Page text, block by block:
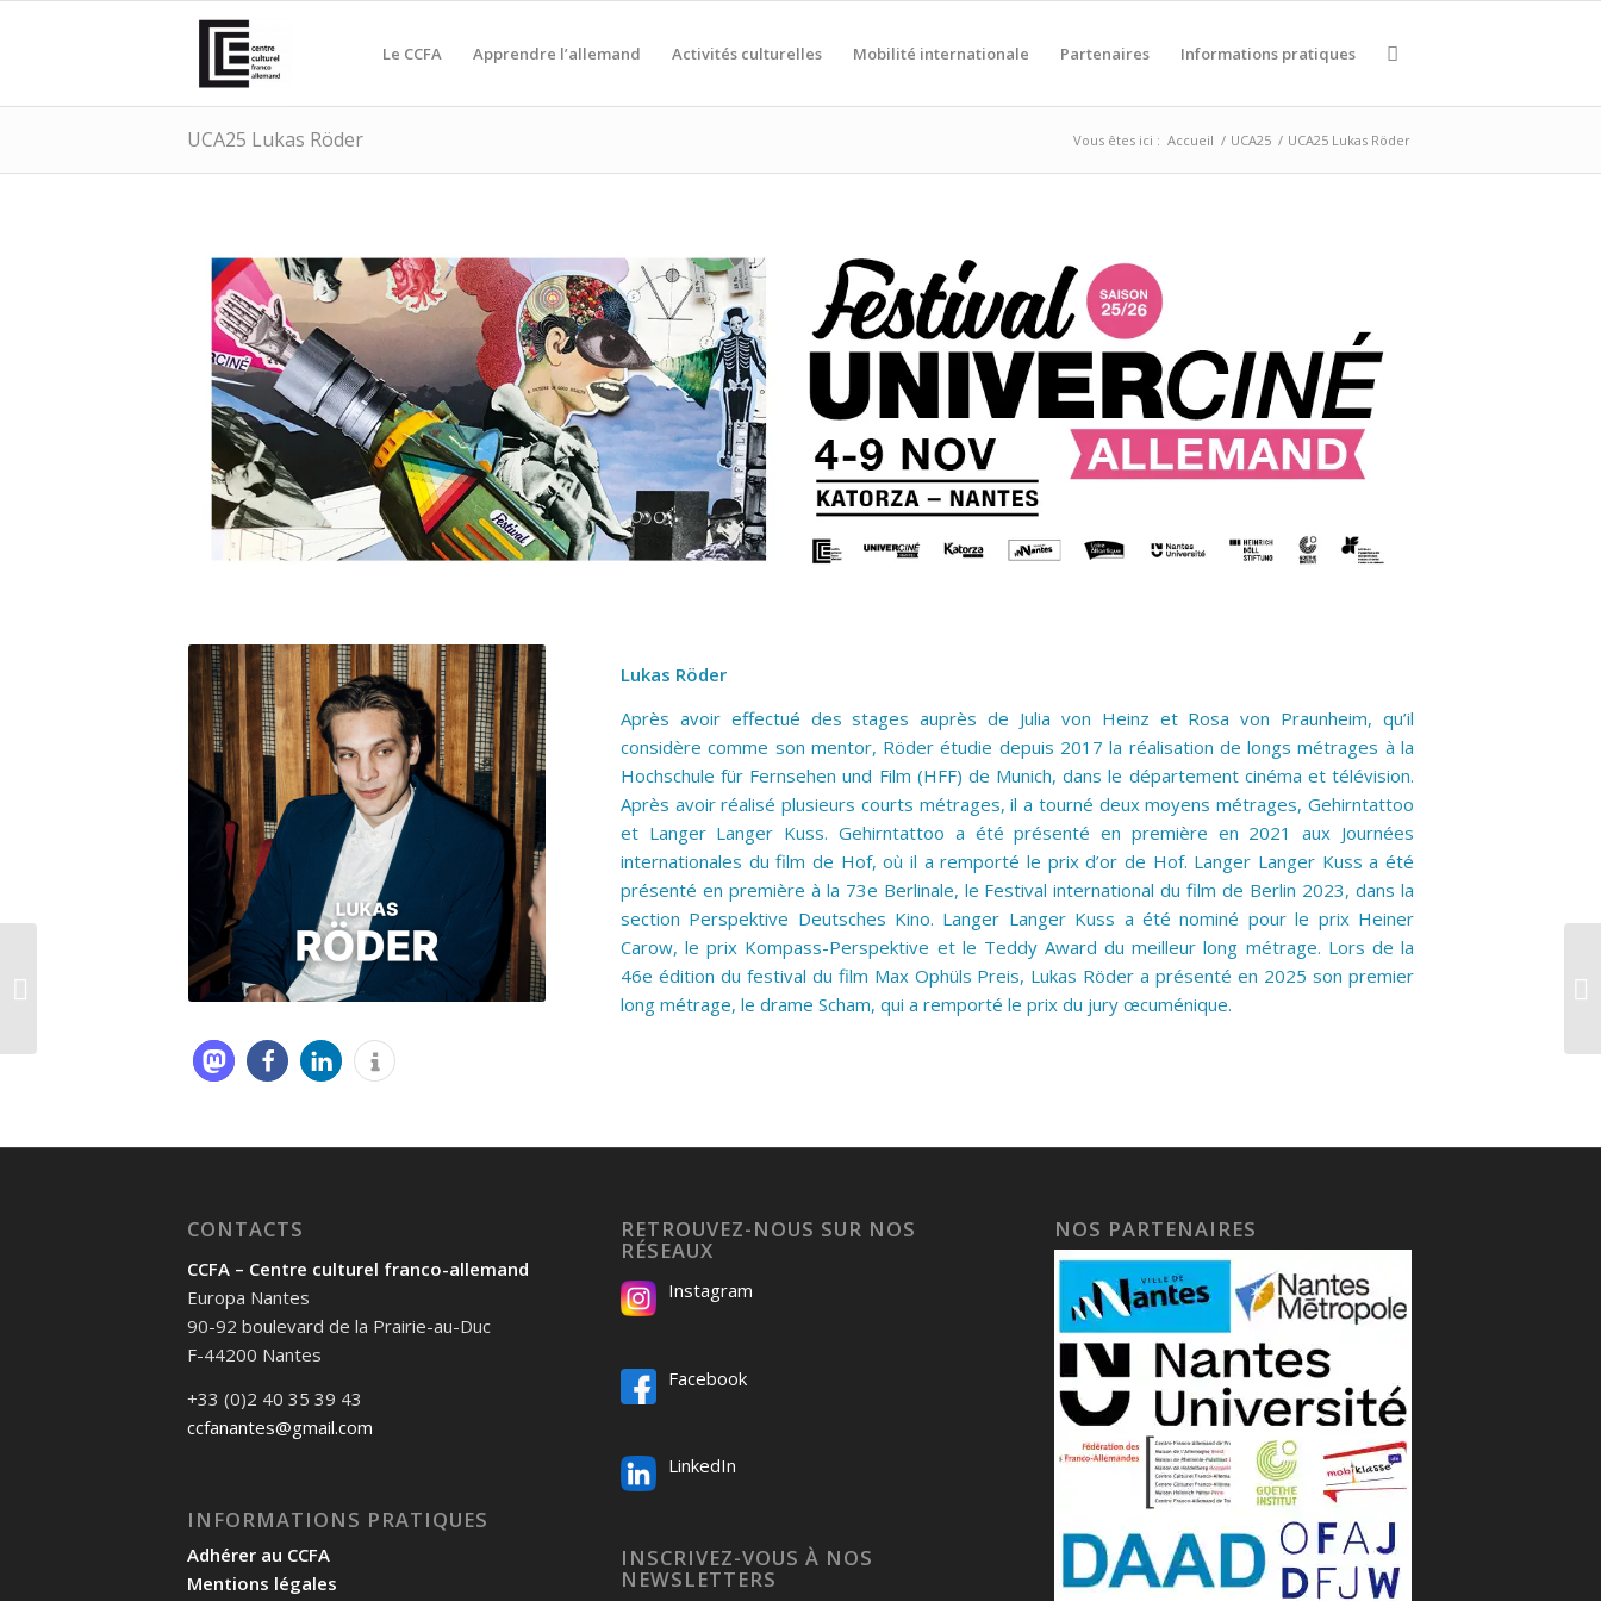
Le CCFA Apprendre l’allemand Activités culturelles Mobilité internationale Partenaires Informations pratiques
UCA25 Lukas Röder Vous êtes ici : Accueil / UCA25 / UCA25 Lukas Röder
Lukas Röder
Après avoir effectué des stages auprès de Julia von Heinz et Rosa von Praunheim, qu’il
considère comme son mentor, Röder étudie depuis 2017 la réalisation de longs métrages à la
Hochschule für Fernsehen und Film (HFF) de Munich, dans le département cinéma et télévision.
Après avoir réalisé plusieurs courts métrages, il a tourné deux moyens métrages, Gehirntattoo
et Langer Langer Kuss. Gehirntattoo a été présenté en première en 2021 aux Journées
internationales du film de Hof, où il a remporté le prix d’or de Hof. Langer Langer Kuss a été
présenté en première à la 73e Berlinale, le Festival international du film de Berlin 2023, dans la
section Perspektive Deutsches Kino. Langer Langer Kuss a été nominé pour le prix Heiner
Carow, le prix Kompass-Perspektive et le Teddy Award du meilleur long métrage. Lors de la
46e édition du festival du film Max Ophüls Preis, Lukas Röder a présenté en 2025 son premier
long métrage, le drame Scham, qui a remporté le prix du jury œcuménique.
CONTACTS
CCFA – Centre culturel franco-allemand
Europa Nantes
90-92 boulevard de la Prairie-au-Duc
F-44200 Nantes
+33 (0)2 40 35 39 43
ccfanantes@gmail.com
INFORMATIONS PRATIQUES
Adhérer au CCFA
Mentions légales
RETROUVEZ-NOUS SUR NOS
RÉSEAUX
Instagram
Facebook
LinkedIn
INSCRIVEZ-VOUS À NOS
NEWSLETTERS
NOS PARTENAIRES